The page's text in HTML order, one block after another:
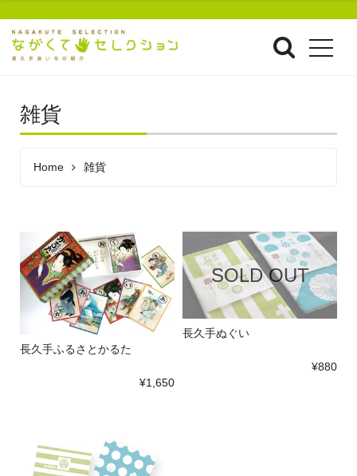
雑貨
Home 雑貨
長久手ふるさとかるた
¥1,650
SOLD OUT
長久手ぬぐい
¥880